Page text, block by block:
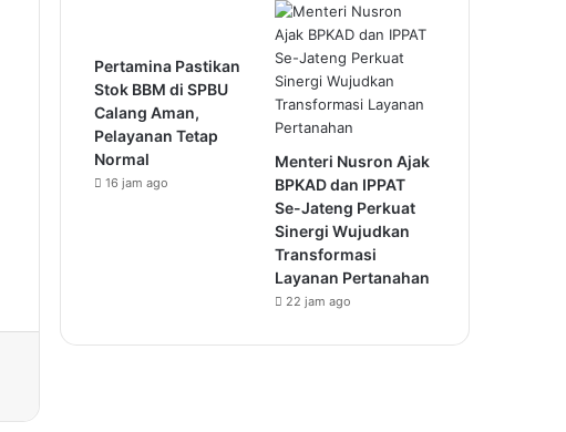
Pertamina Pastikan
Stok BBM di SPBU
Calang Aman,
Pelayanan Tetap
Normal
16 jam ago
Menteri Nusron Ajak
BPKAD dan IPPAT
Se-Jateng Perkuat
Sinergi Wujudkan
Transformasi
Layanan Pertanahan
22 jam ago